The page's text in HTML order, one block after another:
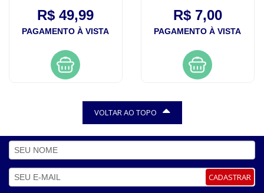
R$ 49,99
PAGAMENTO À VISTA
R$ 7,00
PAGAMENTO À VISTA
VOLTAR AO TOPO
CADASTRAR